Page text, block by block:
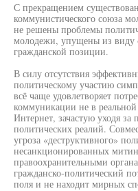
С прекращением
коммунистического союза
не решены проблемы
молодежи, упущены из виду
гражданской позиции.
В силу отсутствия
политическому участию
всё чаще удовлетворяет
коммуникации не в
Интернет, зачастую уходя
политических реалий.
угроза «деструктивного»
несанкционированных
правоохранительными
гражданско-политический
поля и не находит мирных